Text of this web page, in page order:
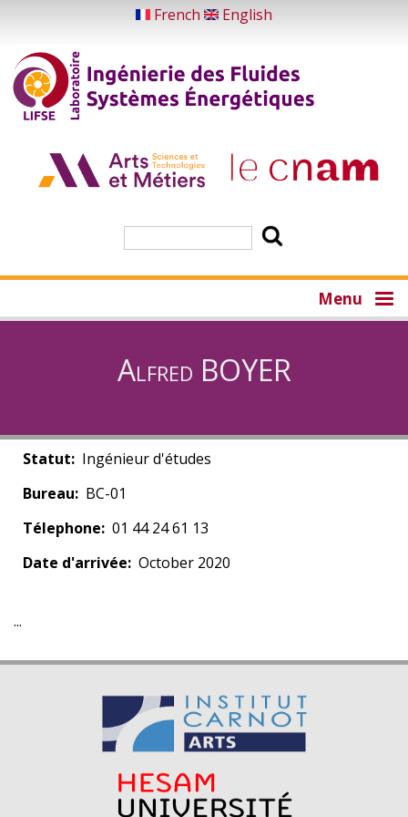
main
content
French English
Menu
Alfred BOYER
Statut
Ingénieur d'études
Bureau
BC-01
Télephone 01 44 24 61 13
Date d'arrivée October 2020
...